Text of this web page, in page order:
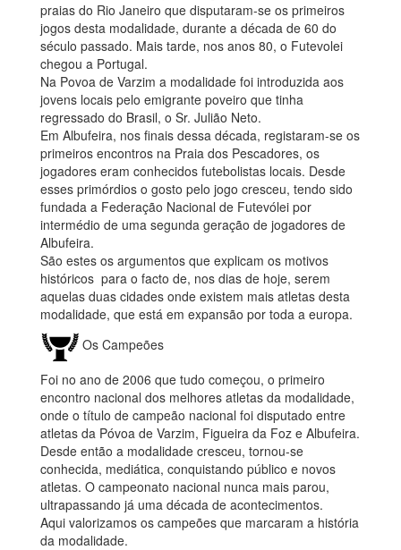
praias do Rio Janeiro que disputaram-se os primeiros
jogos desta modalidade, durante a década de 60 do
século passado. Mais tarde, nos anos 80, o Futevolei
chegou a Portugal.
Na Povoa de Varzim a modalidade foi introduzida aos
jovens locais pelo emigrante poveiro que tinha
regressado do Brasil, o Sr. Julião Neto.
Em Albufeira, nos finais dessa década, registaram-se os
primeiros encontros na Praia dos Pescadores, os
jogadores eram conhecidos futebolistas locais. Desde
esses primórdios o gosto pelo jogo cresceu, tendo sido
fundada a Federação Nacional de Futevólei por
intermédio de uma segunda geração de jogadores de
Albufeira.
São estes os argumentos que explicam os motivos
históricos para o facto de, nos dias de hoje, serem
aquelas duas cidades onde existem mais atletas desta
modalidade, que está em expansão por toda a europa.
Os Campeões
Foi no ano de 2006 que tudo começou, o primeiro
encontro nacional dos melhores atletas da modalidade,
onde o título de campeão nacional foi disputado entre
atletas da Póvoa de Varzim, Figueira da Foz e Albufeira.
Desde então a modalidade cresceu, tornou-se
conhecida, mediática, conquistando público e novos
atletas. O campeonato nacional nunca mais parou,
ultrapassando já uma década de acontecimentos.
Aqui valorizamos os campeões que marcaram a história
da modalidade.